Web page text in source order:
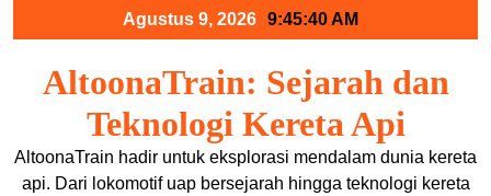
Agustus 9, 2026 9:45:40 AM
AltoonaTrain: Sejarah dan
Teknologi Kereta Api
AltoonaTrain hadir untuk eksplorasi mendalam dunia kereta
api. Dari lokomotif uap bersejarah hingga teknologi kereta